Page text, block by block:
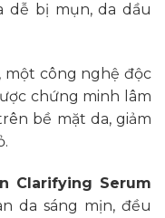
dễ bị mụn, da dầu
, một công nghệ độc
chứng minh lâm
bề mặt da, giảm
Clarifying Serum
da sáng mịn, đều